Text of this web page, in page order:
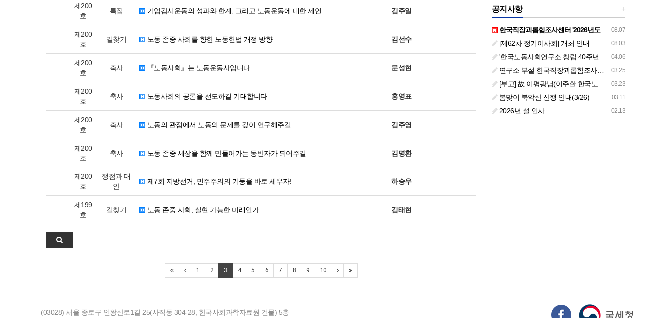
제200
호
특집 기업감시운동의 성과와 한계, 그리고 노동운동에 대한 제언 김주일
제200
호
길찾기 노동 존중 사회를 향한 노동헌법 개정 방향 김선수
제200
호
축사 『노동사회』는 노동운동사입니다 문성현
제200
호
축사 노동사회의 공론을 선도하길 기대합니다 홍영표
제200
호
축사 노동의 관점에서 노동의 문제를 깊이 연구해주길 김주영
제200
호
축사 노동 존중 세상을 함께 만들어가는 동반자가 되어주길 김명환
제200
호
쟁점과 대
안
제7회 지방선거, 민주주의의 기둥을 바로 세우자! 하승우
제199
호
길찾기 노동 존중 사회, 실현 가능한 미래인가 김태현
1 2 3 4 5 6 7 8 9 10
+
공지사항
08.07
한국직장괴롭힘조사센터 '2026년도 하반기 주요 사업 안내' (교육/컨설팅)
08.03
[제62차 정기이사회] 개최 안내
04.06
'한국노동사회연구소 창립 40주년 기념 행사 안내'
03.25
연구소 부설 한국직장괴롭힘조사센터 '2026년도 주요 사업 안내' (교육/컨설팅)
03.23
[부고] 故 이평광님(이주환 한국노동사회연구소 부소장 부친상)
03.11
봄맞이 북악산 산행 안내(3/26)
02.13
2026년 설 인사
(03028) 서울 종로구 인왕산로1길 25(사직동 304-28, 한국사회과학자료원 건물) 5층